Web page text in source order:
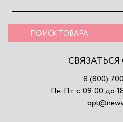
8 (800)
Пн-Пт с 09:00 до